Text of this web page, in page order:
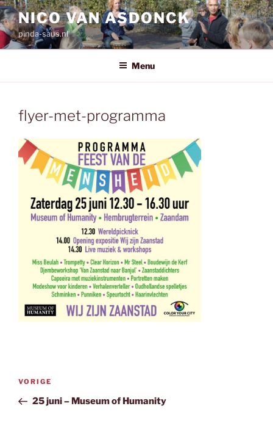
Ga
naar
de
inhoud
NICO VAN ASDONCK
pinda-saus.nl
Menu
flyer-met-programma
Bericht
Vorig
bericht
VORIGE
25 juni – Museum of Humanity